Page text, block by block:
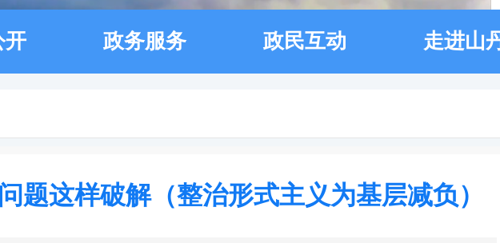
开 政务服务 政民互动 走进山
这样破解（整治形式主义为基层减负）